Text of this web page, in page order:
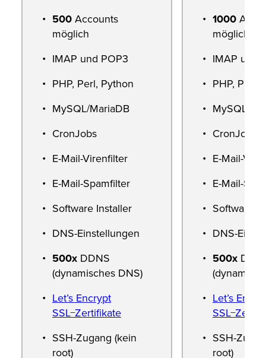
500 Accounts
möglich
IMAP und POP3
PHP, Perl, Python
MySQL/MariaDB
CronJobs
E-Mail-Virenfilter
E-Mail-Spamfilter
Software Installer
DNS-Einstellungen
500x DDNS
(dynamisches DNS)
Let’s Encrypt
SSL−Zertifikate
SSH-Zugang (kein
root)
1000
möglich
IMAP und
PHP, Perl,
MySQL/
CronJobs
E-Mail-
E-Mail-
Software
DNS-
500x
Let’s
SSH-
root)